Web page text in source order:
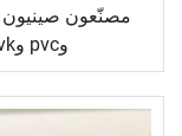
وpvc وpvk من أحزمة النقل البوليسترية